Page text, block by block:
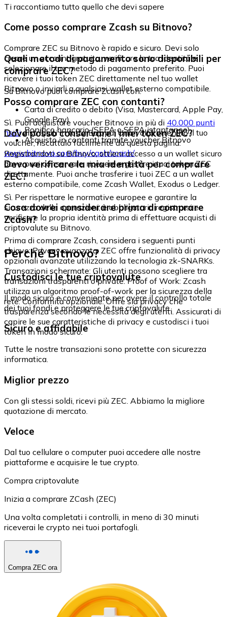
Ti raccontiamo tutto quello che devi sapere
Come posso comprare Zcash su Bitnovo?
Comprare ZEC su Bitnovo è rapido e sicuro. Devi solo
creare un account gratuito, verificare la tua identità e
selezionare il tuo metodo di pagamento preferito. Puoi
ricevere i tuoi token ZEC direttamente nel tuo wallet
Bitnovo o inviarli a qualsiasi wallet esterno compatibile.
Quali metodi di pagamento sono disponibili per
comprare ZEC?
Su Bitnovo puoi comprare Zcash con:
Carta di credito o debito (Visa, Mastercard, Apple Pay,
Google Pay)
Bonifico bancario (SEPA o SEPA istantaneo)
Acquisto in contanti tramite voucher Bitnovo
Posso comprare ZEC con contanti?
Sì. Puoi acquistare voucher Bitnovo in più di 40.000 punti
fisicidistribuiti in tutta Europa. Una volta ottenuto il tuo
voucher, riscattalo facilmente da questa pagina:
www.bitnovo.com/buy/cash/zcash/
Dove posso conservare i miei token ZEC?
Registrandoti su Bitnovo, ottieni accesso a un wallet sicuro
dove puoi conservare, ricevere e gestire i tuoi token ZEC
direttamente. Puoi anche trasferire i tuoi ZEC a un wallet
esterno compatibile, come Zcash Wallet, Exodus o Ledger.
Devo verificare la mia identità per comprare
ZEC?
Sì. Per rispettare le normative europee e garantire la
sicurezza delle operazioni, è obbligatorio registrarsi e
verificare la propria identità prima di effettuare acquisti di
criptovalute su Bitnovo.
Cosa dovrei considerare prima di comprare
Zcash?
Prima di comprare Zcash, considera i seguenti punti
chiave: Privacy avanzata: ZEC offre funzionalità di privacy
opzionali avanzate utilizzando la tecnologia zk-SNARKs.
Transazioni schermate: Gli utenti possono scegliere tra
transazioni trasparenti o private. Proof of Work: Zcash
utilizza un algoritmo proof-of-work per la sicurezza della
rete. Conformità opzionale: Offre sia privacy che
trasparenza secondo le necessità degli utenti. Assicurati di
capire le sue caratteristiche di privacy e custodisci i tuoi
token in modo sicuro.
Perché Bitnovo?
Custodisci le tue criptovalute
Il modo sicuro e conveniente per avere il controllo totale
dei tuoi fondi e proteggere le tue criptovalute.
Sicuro e affidabile
Tutte le nostre transazioni sono protette con sicurezza
informatica.
Miglior prezzo
Con gli stessi soldi, ricevi più ZEC. Abbiamo la migliore
quotazione di mercato.
Veloce
Dal tuo cellulare o computer puoi accedere alle nostre
piattaforme e acquisire le tue crypto.
Compra criptovalute
Inizia a comprare ZCash (ZEC)
Una volta completati i controlli, in meno di 30 minuti
riceverai le crypto nei tuoi portafogli.
Compra ZEC ora